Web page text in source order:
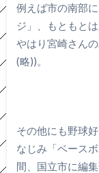
例えば市の南部
ジ」、もともと
やはり宮崎さん
(略))。
その他にも野球
なじみ「ベース
間、国立市に編